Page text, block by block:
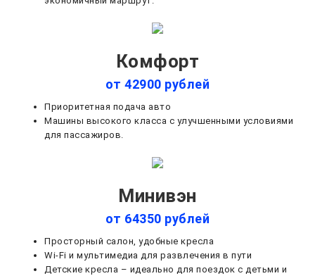
Комфорт
от 42900 рублей
Приоритетная подача авто
Машины высокого класса с улучшенными условиями
для пассажиров.
Минивэн
от 64350 рублей
Просторный салон, удобные кресла
Wi-Fi и мультимедиа для развлечения в пути
Детские кресла – идеально для поездок с детьми и